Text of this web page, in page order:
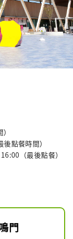
點餐時間）
（最後點餐）
門